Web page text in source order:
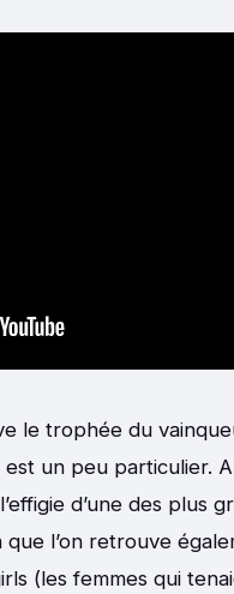
le trophée du
un peu particulier.
d’une des plus
que l’on retrouve
(les femmes qui